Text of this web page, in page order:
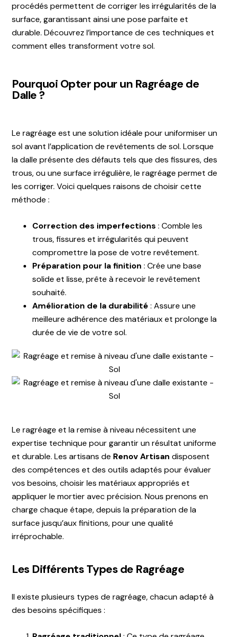
procédés permettent de corriger les irrégularités de la
surface, garantissant ainsi une pose parfaite et
durable. Découvrez l’importance de ces techniques et
comment elles transforment votre sol.
Pourquoi Opter pour un Ragréage de
Dalle ?
Le ragréage est une solution idéale pour uniformiser un
sol avant l’application de revêtements de sol. Lorsque
la dalle présente des défauts tels que des fissures, des
trous, ou une surface irrégulière, le ragréage permet de
les corriger. Voici quelques raisons de choisir cette
méthode :
Correction des imperfections : Comble les
trous, fissures et irrégularités qui peuvent
compromettre la pose de votre revêtement.
Préparation pour la finition : Crée une base
solide et lisse, prête à recevoir le revêtement
souhaité.
Amélioration de la durabilité : Assure une
meilleure adhérence des matériaux et prolonge la
durée de vie de votre sol.
Le ragréage et la remise à niveau nécessitent une
expertise technique pour garantir un résultat uniforme
et durable. Les artisans de Renov Artisan disposent
des compétences et des outils adaptés pour évaluer
vos besoins, choisir les matériaux appropriés et
appliquer le mortier avec précision. Nous prenons en
charge chaque étape, depuis la préparation de la
surface jusqu’aux finitions, pour une qualité
irréprochable.
Les Différents Types de Ragréage
Il existe plusieurs types de ragréage, chacun adapté à
des besoins spécifiques :